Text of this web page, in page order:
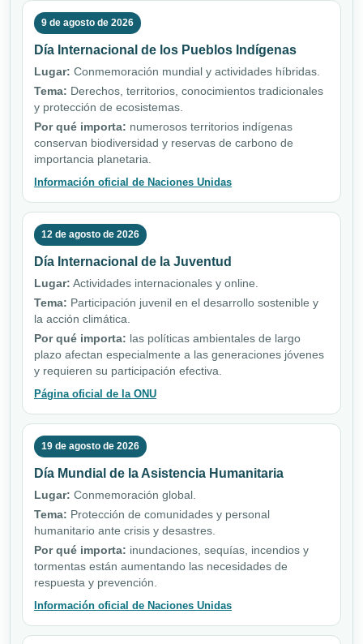
9 de agosto de 2026
Día Internacional de los Pueblos Indígenas
Lugar: Conmemoración mundial y actividades híbridas.
Tema: Derechos, territorios, conocimientos tradicionales
y protección de ecosistemas.
Por qué importa: numerosos territorios indígenas
conservan biodiversidad y reservas de carbono de
importancia planetaria.
Información oficial de Naciones Unidas
12 de agosto de 2026
Día Internacional de la Juventud
Lugar: Actividades internacionales y online.
Tema: Participación juvenil en el desarrollo sostenible y
la acción climática.
Por qué importa: las políticas ambientales de largo
plazo afectan especialmente a las generaciones jóvenes
y requieren su participación efectiva.
Página oficial de la ONU
19 de agosto de 2026
Día Mundial de la Asistencia Humanitaria
Lugar: Conmemoración global.
Tema: Protección de comunidades y personal
humanitario ante crisis y desastres.
Por qué importa: inundaciones, sequías, incendios y
tormentas están aumentando las necesidades de
respuesta y prevención.
Información oficial de Naciones Unidas